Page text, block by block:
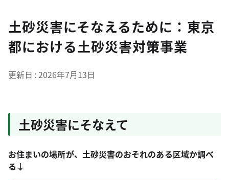
土砂災害にそなえるために：東京
都における土砂災害対策事業
更新日 2026年7月13日
土砂災害にそなえて
お住まいの場所が、土砂災害のおそれのある区域か調べ
る↓